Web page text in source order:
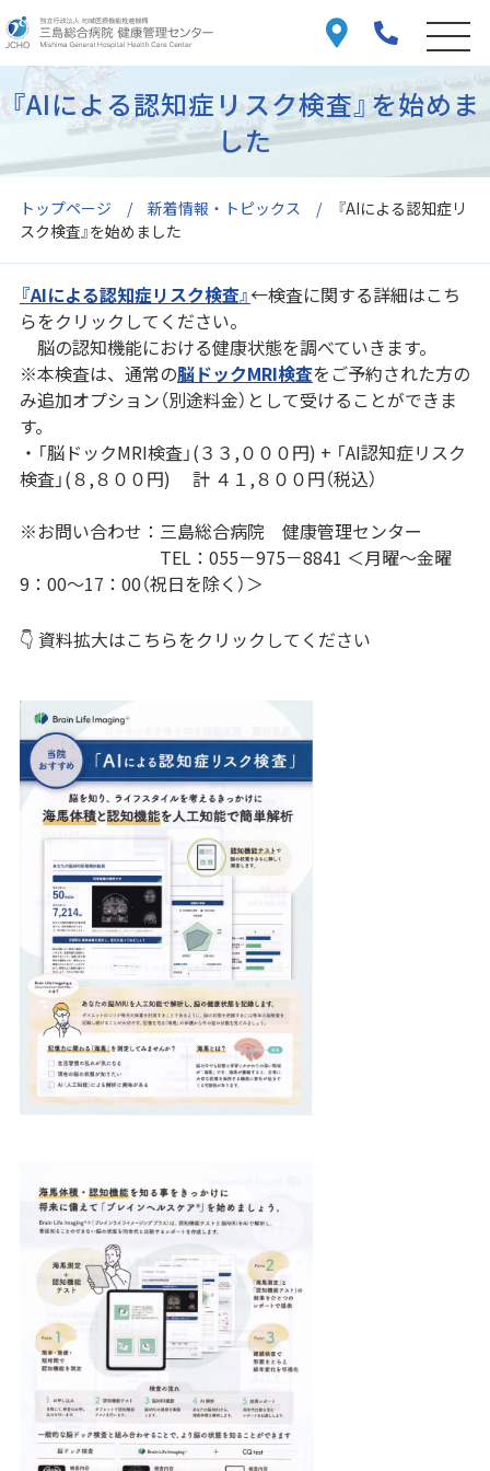
トップページ 新着情報・トピックス
『AIによる認知症リ
スク検査』を始めました
『AIによる認知症リスク検査』を始めま
した
『AIによる認知症リスク検査』←検査に関する詳細はこち
らをクリックしてください。
脳の認知機能における健康状態を調べていきます。
※本検査は、通常の脳ドックMRI検査をご予約された方の
み追加オプション（別途料金）として受けることができま
す。
・「脳ドックMRI検査」(３３,０００円) + 「AI認知症リスク
検査」(８,８００円) 計 ４１,８００円（税込）
※お問い合わせ：三島総合病院 健康管理センター
TEL：055－975－8841 ＜月曜～金曜
9：00～17：00（祝日を除く）＞
👇 資料拡大はこちらをクリックしてください